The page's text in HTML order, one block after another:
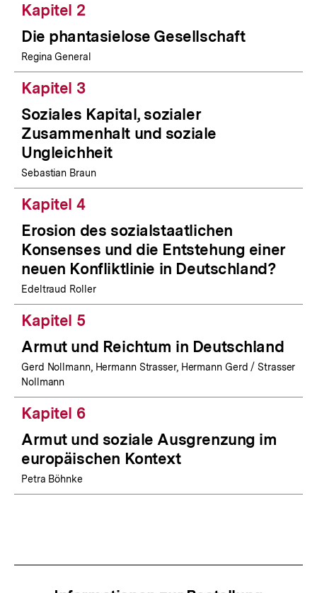
Kapitel 2
Die phantasielose Gesellschaft
Regina General
Kapitel 3
Soziales Kapital, sozialer
Zusammenhalt und soziale
Ungleichheit
Sebastian Braun
Kapitel 4
Erosion des sozialstaatlichen
Konsenses und die Entstehung einer
neuen Konfliktlinie in Deutschland?
Edeltraud Roller
Kapitel 5
Armut und Reichtum in Deutschland
Gerd Nollmann, Hermann Strasser, Hermann Gerd / Strasser
Nollmann
Kapitel 6
Armut und soziale Ausgrenzung im
europäischen Kontext
Petra Böhnke